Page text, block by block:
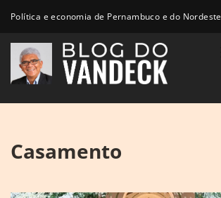
Política e economia de Pernambuco e do Nordeste
Casamento